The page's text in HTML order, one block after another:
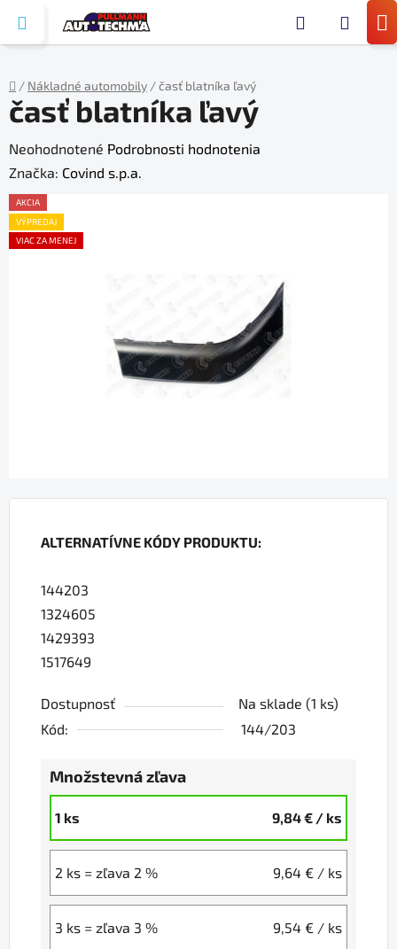
obsah
Domov
/ Nákladné automobily /časť blatníka ľavý
ALTERNATÍVNE KÓDY PRODUKTU:
144203
1324605
1429393
1517649
Dostupnosť Na sklade (1 ks)
Kód:
144/203
Množstevná zľava
1 ks 9,84 € / ks
2 ks = zľava 2 % 9,64 € / ks
3 ks = zľava 3 % 9,54 € / ks
časť blatníka ľavý
Priemerné
hodnotenie
produktu
je
0,0
Neohodnotené Podrobnosti hodnotenia
Značka: Covind s.p.a.
AKCIA
VÝPREDAJ
VIAC ZA MENEJ